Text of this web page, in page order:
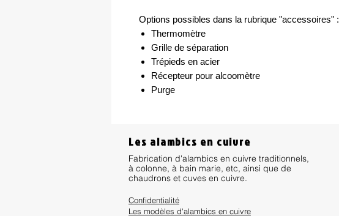
Options possibles dans la rubrique "accessoires" :
Thermomètre
Grille de séparation
Trépieds en acier
Récepteur pour alcoomètre
Purge
Les alambics en cuivre
Fabrication d'alambics en cuivre traditionnels,
à colonne, à bain marie, etc, ainsi que de
chaudrons et cuves en cuivre.
Confidentialité
Les modèles d'alambics en cuivre